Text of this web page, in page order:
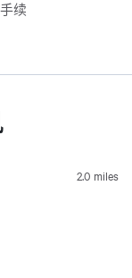
续
2.0 miles